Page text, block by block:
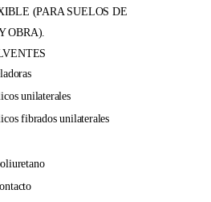
(PARA SUELOS DE
OBRA).
unilaterales
fibrados unilaterales